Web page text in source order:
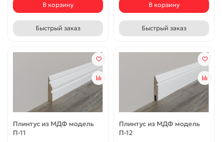
В корзину
Быстрый заказ
В корзину
Быстрый заказ
Плинтус из МДФ модель
П-11
Плинтус из МДФ модель
П-12